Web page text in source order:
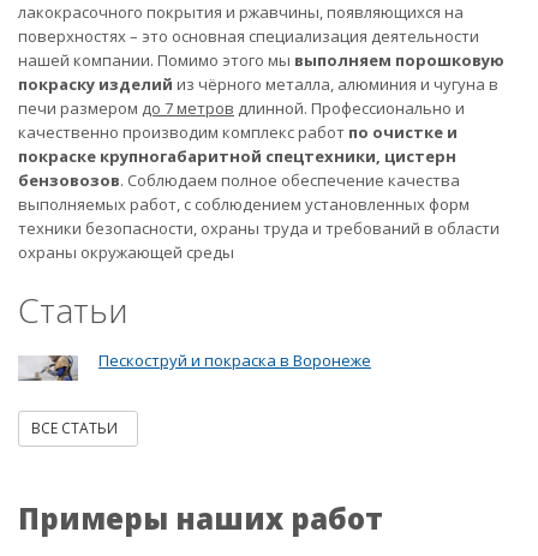
лакокрасочного покрытия и ржавчины, появляющихся на
поверхностях – это основная специализация деятельности
нашей компании. Помимо этого мы выполняем порошковую
покраску изделий из чёрного металла, алюминия и чугуна в
печи размером до 7 метров длинной. Профессионально и
качественно производим комплекс работ по очистке и
покраске крупногабаритной спецтехники, цистерн
бензовозов. Соблюдаем полное обеспечение качества
выполняемых работ, с соблюдением установленных форм
техники безопасности, охраны труда и требований в области
охраны окружающей среды
Статьи
Пескоструй и покраска в Воронеже
ВСЕ СТАТЬИ
Примеры наших работ